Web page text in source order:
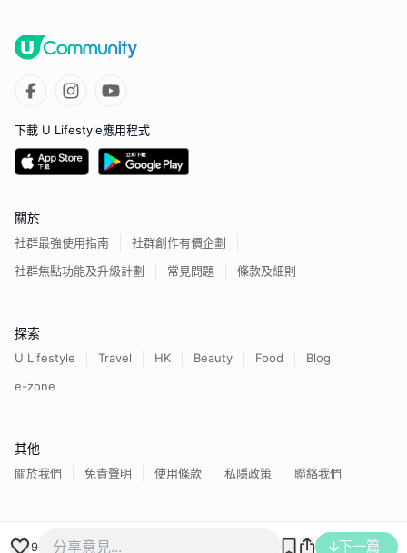
9 下一篇
下載 U Lifestyle應用程式
關於
社群最強使用指南
社群創作有價企劃
社群焦點功能及升級計劃
常見問題 條款及細則
探索
U Lifestyle Travel HK Beauty Food
Blog
e-zone
其他
關於我們 免責聲明 使用條款 私隱政策 聯絡我們
香港經濟日報版權所有©